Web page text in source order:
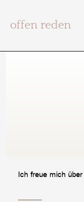
Inhaltoffen reden
Ich freue mich